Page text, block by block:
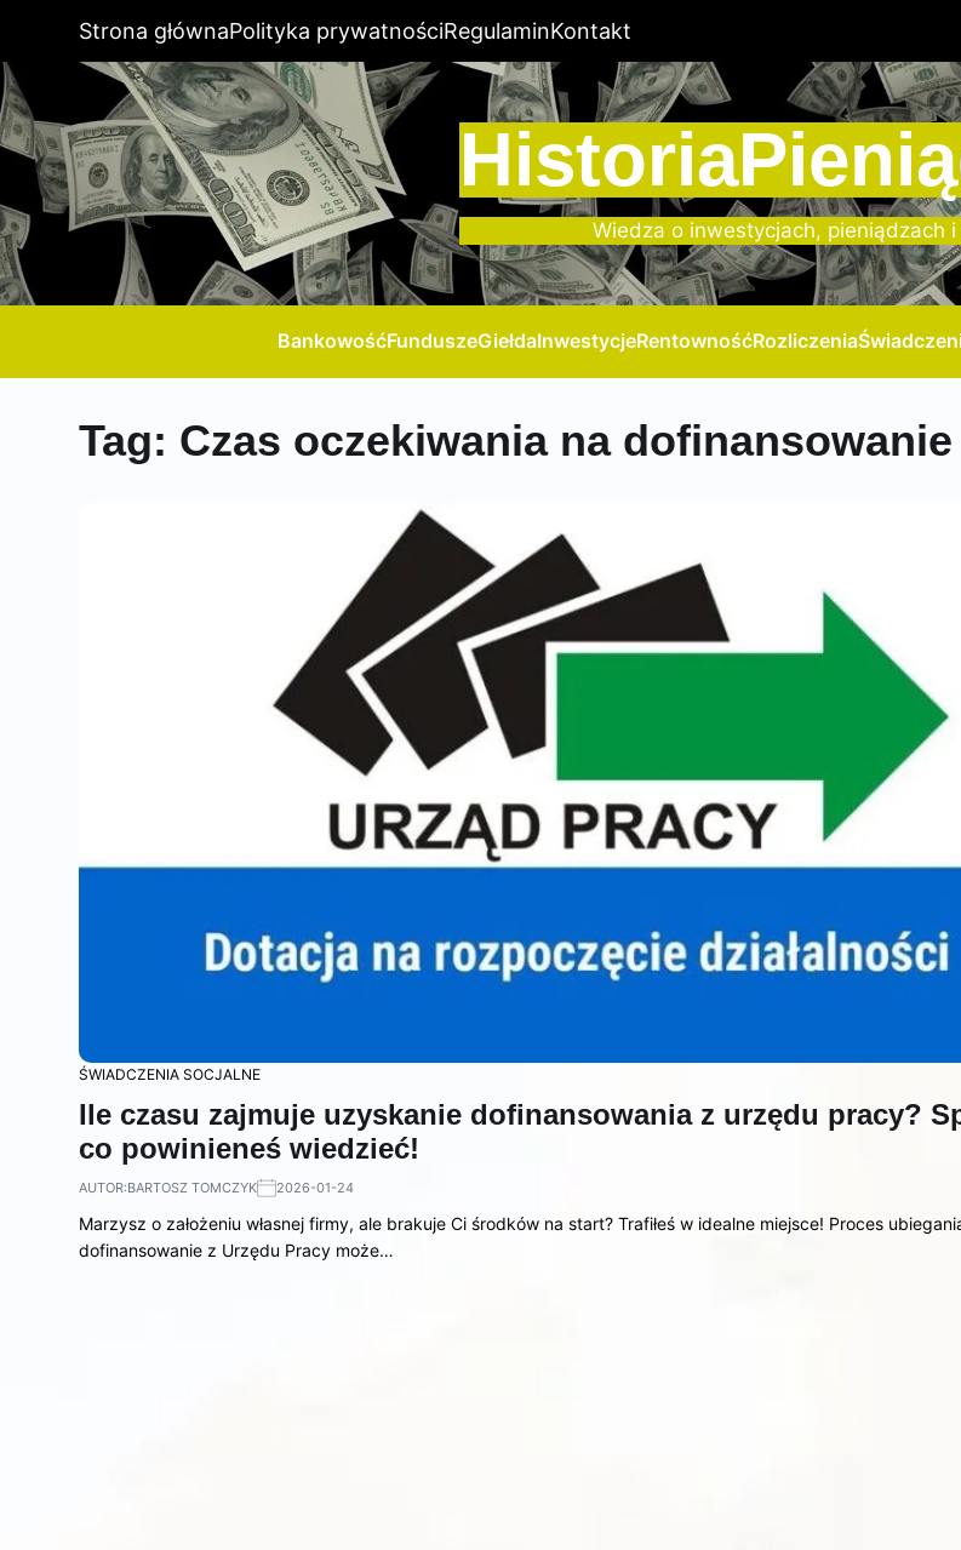
Strona głównaPolityka prywatnościRegulaminKontakt
Wiedza o inwestycjach, pieniądzach i
BankowośćFunduszeGiełdaInwestycjeRentownośćRozliczenia
Tag: Czas oczekiwania na dofinansowanie
ŚWIADCZENIA SOCJALNE
Ile czasu zajmuje uzyskanie dofinansowania z urzędu pracy?
co powinieneś wiedzieć!
AUTOR:BARTOSZ TOMCZYK 2026-01-24
Marzysz o założeniu własnej firmy, ale brakuje Ci środków na start? Trafiłeś w idealne miejsce! Proces
dofinansowanie z Urzędu Pracy może…